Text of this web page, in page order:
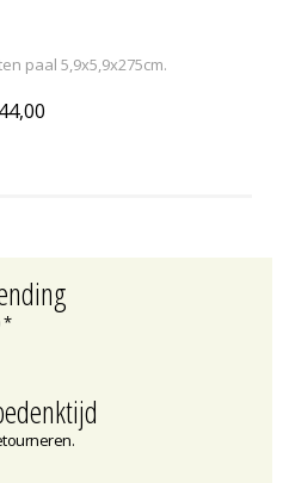
paal 5,9x5,9x275cm.
*